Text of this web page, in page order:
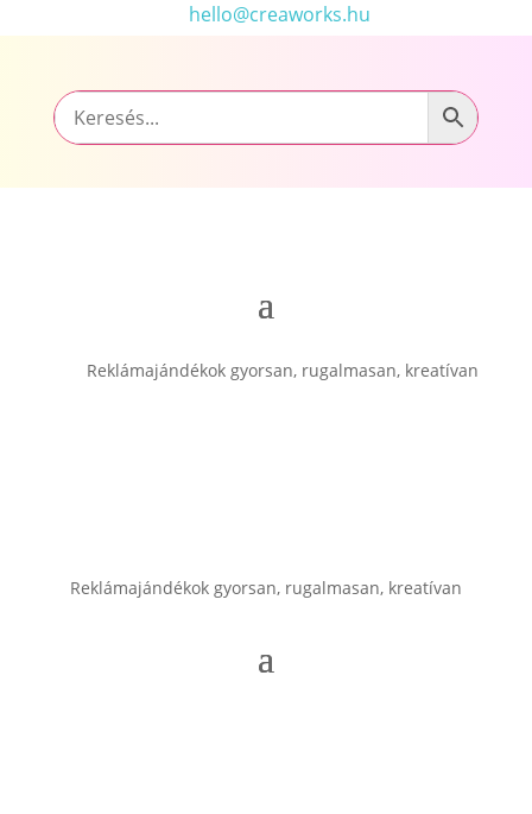
hello@creaworks.hu
Reklámajándékok gyorsan, rugalmasan, kreatívan
Reklámajándékok gyorsan, rugalmasan, kreatívan